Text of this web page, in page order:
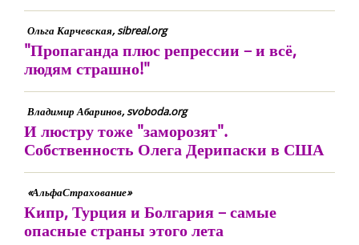
Ольга Карчевская, sibreal.org
"Пропаганда плюс репрессии – и всё,
людям страшно!"
Владимир Абаринов, svoboda.org
И люстру тоже "заморозят".
Собственность Олега Дерипаски в США
«АльфаСтрахование»
Кипр, Турция и Болгария – самые
опасные страны этого лета